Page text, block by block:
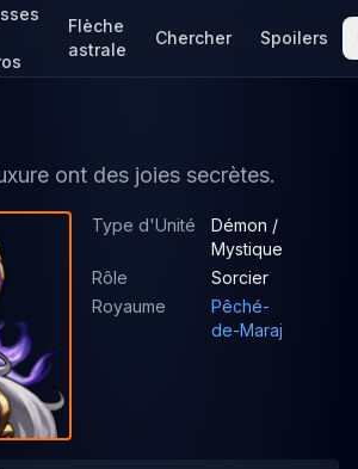
Flèche
astrale
Chercher Spoilers
ont des joies secrètes.
Type d'Unité
Démon /
Mystique
Rôle
Sorcier
Royaume
Pêché-
de-Maraj